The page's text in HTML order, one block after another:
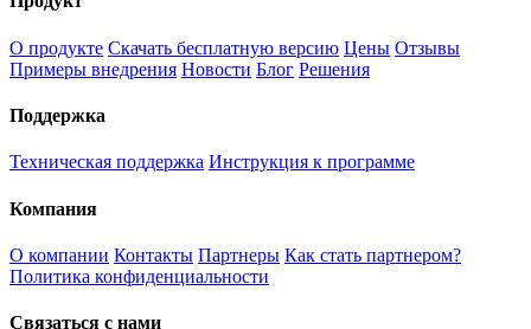
О продукте Скачать бесплатную версию Цены Отзывы
Примеры внедрения Новости Блог Решения
Поддержка
Техническая поддержка Инструкция к программе
Компания
О компании Контакты Партнеры Как стать партнером?
Политика конфиденциальности
Связаться с нами